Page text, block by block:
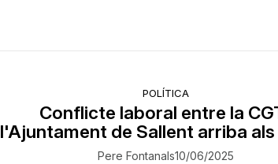
POLÍTICA
Conflicte laboral entre la
l'Ajuntament de Sallent arriba
Pere Fontanals10/06/2025